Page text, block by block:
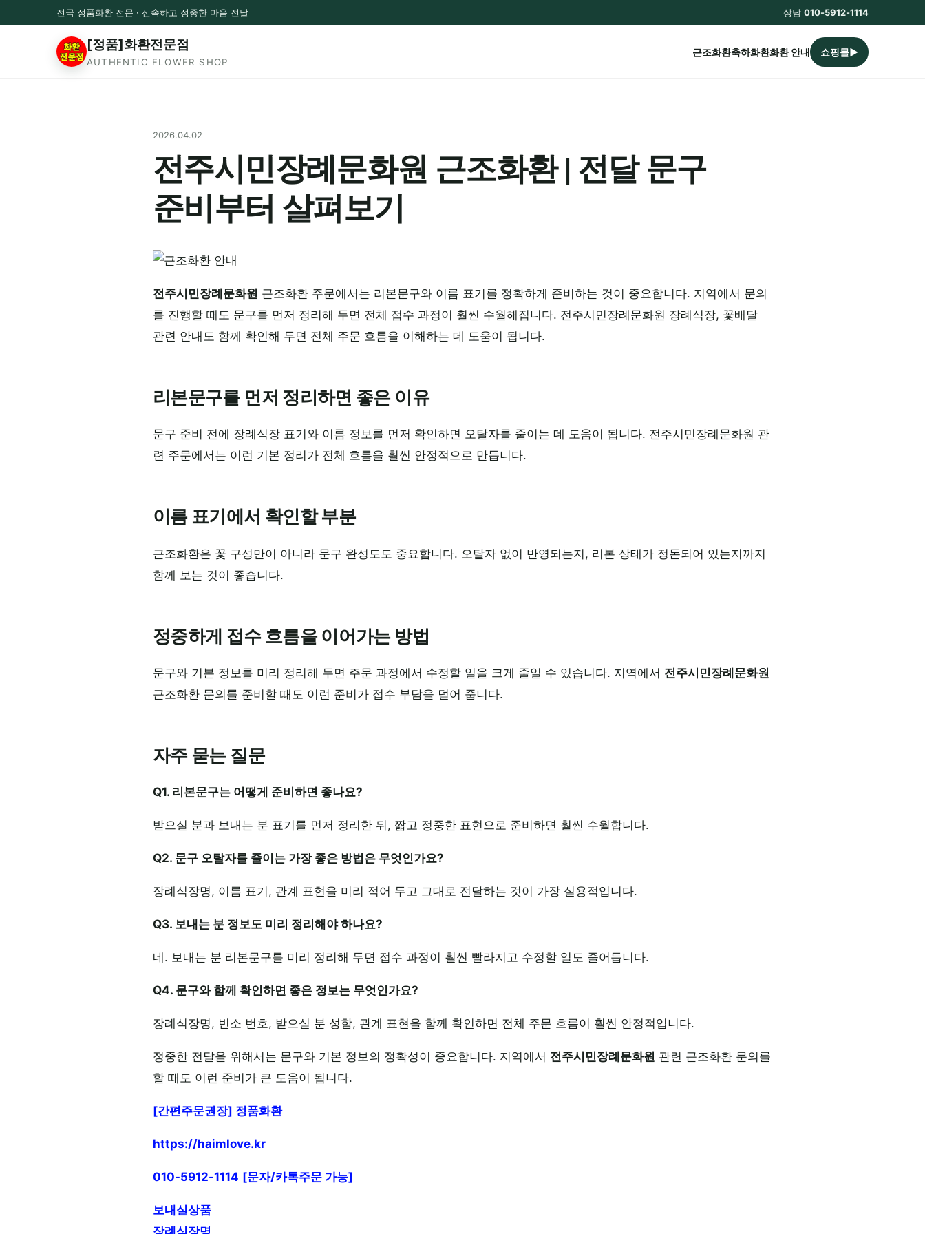
전국 정품화환 전문 · 신속하고 정중한 마음 전달 상담 010-5912-1114
[정품]화환전문점
AUTHENTIC FLOWER SHOP
근조화환축하화환화환 안내 쇼핑몰▶
2026.04.02
전주시민장례문화원 근조화환 | 전달 문구
준비부터 살펴보기
전주시민장례문화원 근조화환 주문에서는 리본문구와 이름 표기를 정확하게 준비하는 것이 중요합니다. 지역에서 문의
를 진행할 때도 문구를 먼저 정리해 두면 전체 접수 과정이 훨씬 수월해집니다. 전주시민장례문화원 장례식장, 꽃배달
관련 안내도 함께 확인해 두면 전체 주문 흐름을 이해하는 데 도움이 됩니다.
리본문구를 먼저 정리하면 좋은 이유
문구 준비 전에 장례식장 표기와 이름 정보를 먼저 확인하면 오탈자를 줄이는 데 도움이 됩니다. 전주시민장례문화원 관
련 주문에서는 이런 기본 정리가 전체 흐름을 훨씬 안정적으로 만듭니다.
이름 표기에서 확인할 부분
근조화환은 꽃 구성만이 아니라 문구 완성도도 중요합니다. 오탈자 없이 반영되는지, 리본 상태가 정돈되어 있는지까지
함께 보는 것이 좋습니다.
정중하게 접수 흐름을 이어가는 방법
문구와 기본 정보를 미리 정리해 두면 주문 과정에서 수정할 일을 크게 줄일 수 있습니다. 지역에서 전주시민장례문화원
근조화환 문의를 준비할 때도 이런 준비가 접수 부담을 덜어 줍니다.
자주 묻는 질문
Q1. 리본문구는 어떻게 준비하면 좋나요?
받으실 분과 보내는 분 표기를 먼저 정리한 뒤, 짧고 정중한 표현으로 준비하면 훨씬 수월합니다.
Q2. 문구 오탈자를 줄이는 가장 좋은 방법은 무엇인가요?
장례식장명, 이름 표기, 관계 표현을 미리 적어 두고 그대로 전달하는 것이 가장 실용적입니다.
Q3. 보내는 분 정보도 미리 정리해야 하나요?
네. 보내는 분 리본문구를 미리 정리해 두면 접수 과정이 훨씬 빨라지고 수정할 일도 줄어듭니다.
Q4. 문구와 함께 확인하면 좋은 정보는 무엇인가요?
장례식장명, 빈소 번호, 받으실 분 성함, 관계 표현을 함께 확인하면 전체 주문 흐름이 훨씬 안정적입니다.
정중한 전달을 위해서는 문구와 기본 정보의 정확성이 중요합니다. 지역에서 전주시민장례문화원 관련 근조화환 문의를
할 때도 이런 준비가 큰 도움이 됩니다.
[간편주문권장] 정품화환
https://haimlove.kr
010-5912-1114 [문자/카톡주문 가능]
보내실상품
장례식장명